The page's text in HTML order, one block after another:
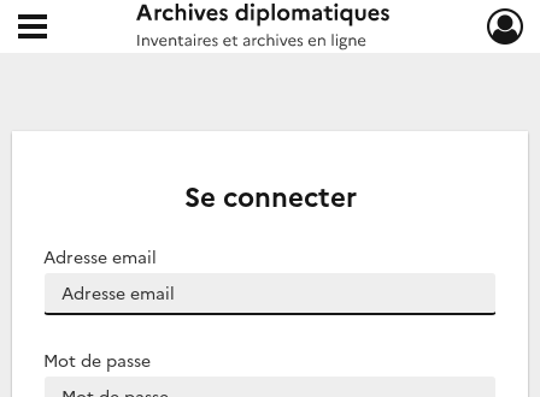
Archives diplomatiques
Ouvrir le menu déroulant
Se connecter
Adresse email
Mot de passe